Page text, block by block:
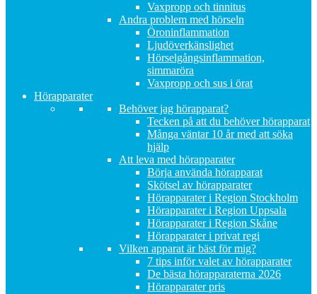
Vaxpropp och tinnitus
Andra problem med hörseln
Öroninflammation
Ljudöverkänslighet
Hörselgångsinflammation,
simmaröra
Vaxpropp och sus i örat
Hörapparater
Behöver jag hörapparat?
Tecken på att du behöver hörapparat
Många väntar 10 år med att söka
hjälp
Att leva med hörapparater
Börja använda hörapparat
Skötsel av hörapparater
Hörapparater i Region Stockholm
Hörapparater i Region Uppsala
Hörapparater i Region Skåne
Hörapparater i privat regi
Vilken apparat är bäst för mig?
7 tips inför valet av hörapparater
De bästa hörapparaterna 2026
Hörapparater pris